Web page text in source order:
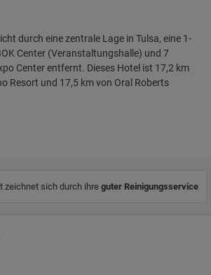
durch eine zentrale Lage in Tulsa, eine 1-
Center (Veranstaltungshalle) und 7
Center entfernt. Dieses Hotel ist 17,2 km
Resort und 17,5 km von Oral Roberts
zeichnet sich durch ihre guter Reinigungsservice